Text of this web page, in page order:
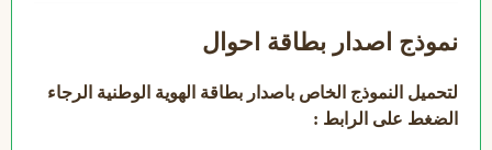
نموذج اصدار بطاقة احوال
لتحميل النموذج الخاص باصدار بطاقة الهوية الوطنية الرجاء
الضغط على الرابط :